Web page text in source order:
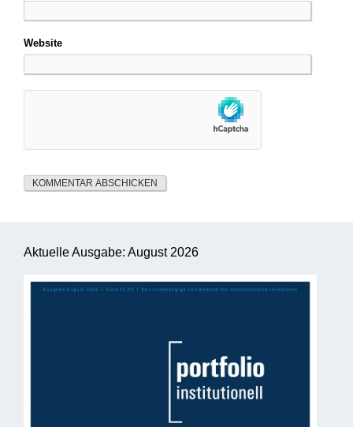
Website
Aktuelle Ausgabe: August 2026